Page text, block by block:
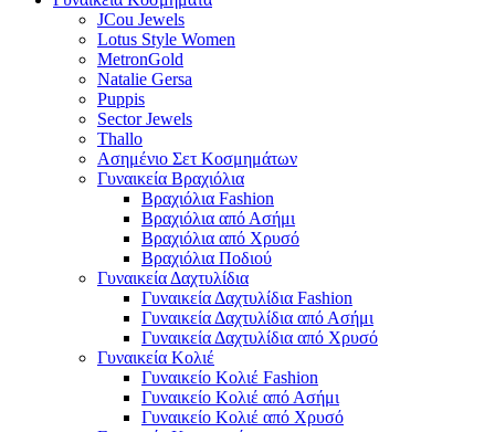
JCou Jewels
Lotus Style Women
MetronGold
Natalie Gersa
Puppis
Sector Jewels
Thallo
Ασημένιο Σετ Κοσμημάτων
Γυναικεία Βραχιόλια
Βραχιόλια Fashion
Βραχιόλια από Ασήμι
Βραχιόλια από Χρυσό
Βραχιόλια Ποδιού
Γυναικεία Δαχτυλίδια
Γυναικεία Δαχτυλίδια Fashion
Γυναικεία Δαχτυλίδια από Ασήμι
Γυναικεία Δαχτυλίδια από Χρυσό
Γυναικεία Κολιέ
Γυναικείο Κολιέ Fashion
Γυναικείο Κολιέ από Ασήμι
Γυναικείο Κολιέ από Χρυσό